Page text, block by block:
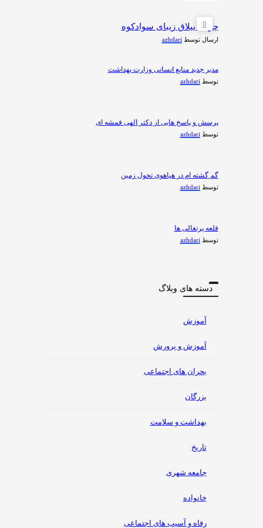
0
چرات ییلاق زیبای سوادکوه
ارسال توسط azhdari
مدیر جدید منابع انسانی وزارت بهداشت
توسط azhdari
پرسش و پاسخ هایی از دکتر الهی قمشه ای
توسط azhdari
گم گشته ام در هیاهوی تحول زمین
توسط azhdari
قلعه پرتغالی ها
توسط azhdari
دسته های وبلاگ
آموزش
آموزش و پرورش
بحران های اجتماعی
بزرگان
بهداشت و سلامت
تاریخ
جامعه شهری
خانواده
رفاه و آسیب های اجتماعی